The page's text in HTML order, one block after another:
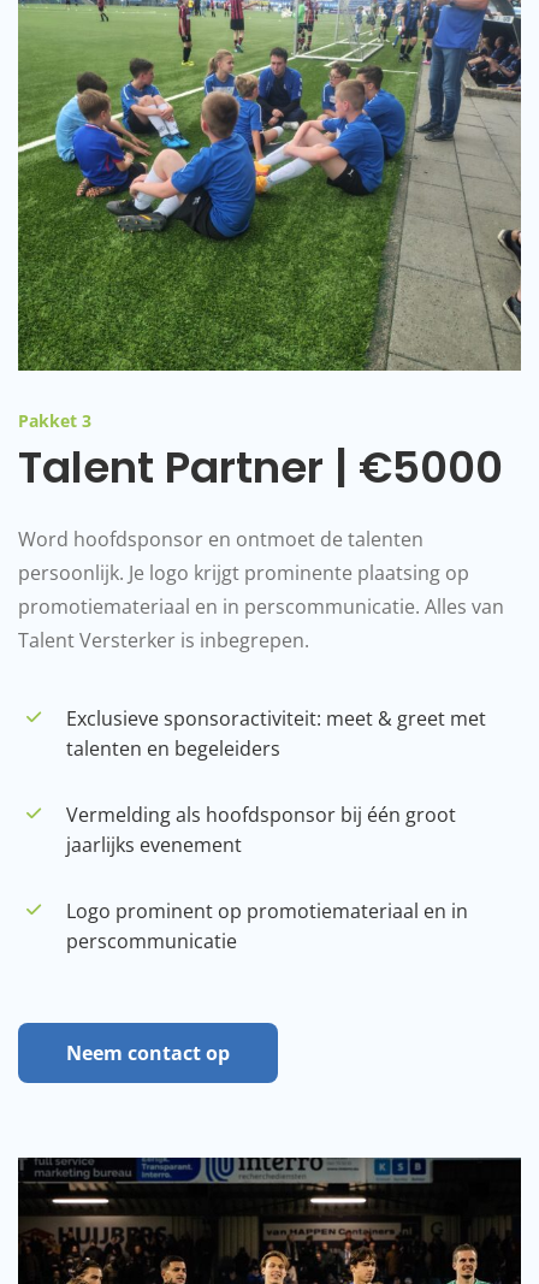
Pakket 3
Talent Partner | €5000
Word hoofdsponsor en ontmoet de talenten
persoonlijk. Je logo krijgt prominente plaatsing op
promotiemateriaal en in perscommunicatie. Alles van
Talent Versterker is inbegrepen.
Exclusieve sponsoractiviteit: meet & greet met
talenten en begeleiders
Vermelding als hoofdsponsor bij één groot
jaarlijks evenement
Logo prominent op promotiemateriaal en in
perscommunicatie
Neem contact op